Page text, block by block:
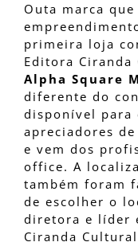
Outa marca
primeira loja
Editora Ciranda
Alpha Square
diferente do
disponível para
apreciadores
e vem dos
office. A
também foram
de escolher o
diretora e líder
Ciranda Cultural